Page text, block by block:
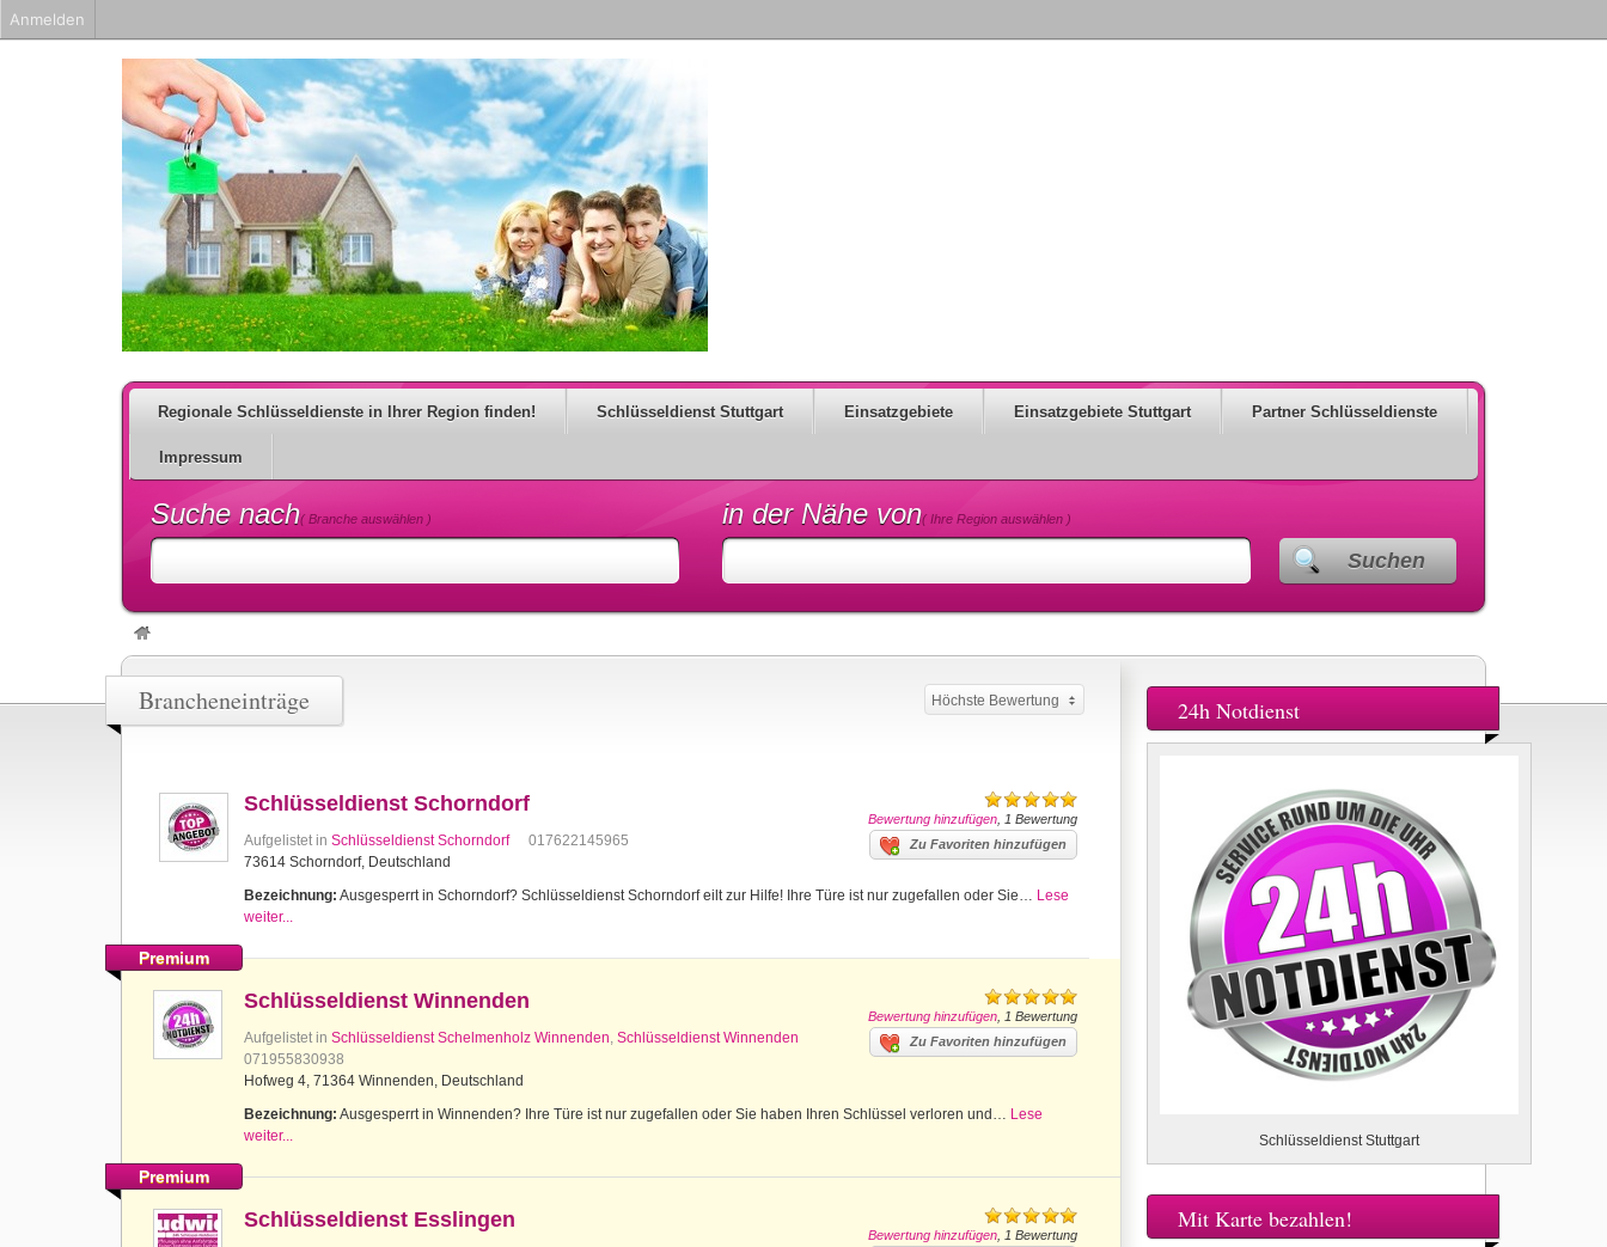
Regionale Schlüsseldienste in Ihrer Region finden! Schlüsseldienst Stuttgart Einsatzgebiete Einsatzgebiete Stuttgart Partner Schlüsseldienste
Impressum
Suche nach( Branche auswählen ) in der Nähe von( Ihre Region auswählen )
Suchen
Brancheneinträge Höchste Bewertung
Bewertung hinzufügen , 1 Bewertung
Schlüsseldienst Schorndorf
Aufgelistet in Schlüsseldienst Schorndorf Zu Favoriten hinzufügen
017622145965
73614 Schorndorf, Deutschland
Bezeichnung: Ausgesperrt in Schorndorf? Schlüsseldienst Schorndorf eilt zur Hilfe! Ihre Türe ist nur zugefallen oder Sie… Lese
weiter...
Premium
Bewertung hinzufügen , 1 Bewertung
Schlüsseldienst Winnenden
Aufgelistet in Schlüsseldienst Schelmenholz Winnenden, Schlüsseldienst Winnenden Zu Favoriten hinzufügen
071955830938
Hofweg 4, 71364 Winnenden, Deutschland
Bezeichnung: Ausgesperrt in Winnenden? Ihre Türe ist nur zugefallen oder Sie haben Ihren Schlüssel verloren und… Lese
weiter...
Premium
Bewertung hinzufügen , 1 Bewertung
Schlüsseldienst Esslingen
24h Notdienst
Schlüsseldienst Stuttgart
Mit Karte bezahlen!
Anmelden